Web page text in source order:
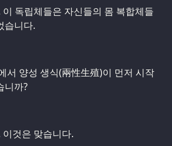
이 독립체들은 자신들의 몸 복합체들
습니다.
서 양성 생식(兩性生殖)이 먼저 시작
니까?
것은 맞습니다.